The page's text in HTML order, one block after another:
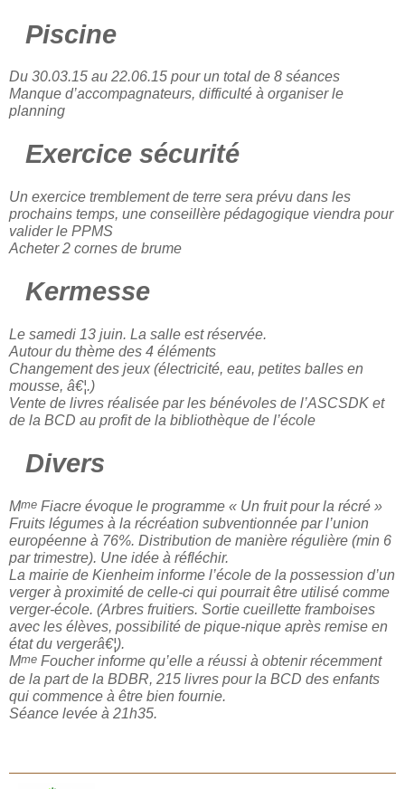
Piscine
Du 30.03.15 au 22.06.15 pour un total de 8 séances
Manque d’accompagnateurs, difficulté à organiser le
planning
Exercice sécurité
Un exercice tremblement de terre sera prévu dans les
prochains temps, une conseillère pédagogique viendra pour
valider le PPMS
Acheter 2 cornes de brume
Kermesse
Le samedi 13 juin. La salle est réservée.
Autour du thème des 4 éléments
Changement des jeux (électricité, eau, petites balles en
mousse, â€¦.)
Vente de livres réalisée par les bénévoles de l’ASCSDK et
de la BCD au profit de la bibliothèque de l’école
Divers
Mme Fiacre évoque le programme « Un fruit pour la récré »
Fruits légumes à la récréation subventionnée par l’union
européenne à 76%. Distribution de manière régulière (min 6
par trimestre). Une idée à réfléchir.
La mairie de Kienheim informe l’école de la possession d’un
verger à proximité de celle-ci qui pourrait être utilisé comme
verger-école. (Arbres fruitiers. Sortie cueillette framboises
avec les élèves, possibilité de pique-nique après remise en
état du vergerâ€¦).
Mme Foucher informe qu’elle a réussi à obtenir récemment
de la part de la BDBR, 215 livres pour la BCD des enfants
qui commence à être bien fournie.
Séance levée à 21h35.